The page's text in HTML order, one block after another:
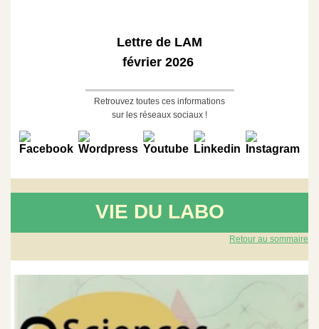
Lettre de LAM
février 2026
Retrouvez toutes ces informations
sur les réseaux sociaux !
VIE DU LABO
Retour au sommaire